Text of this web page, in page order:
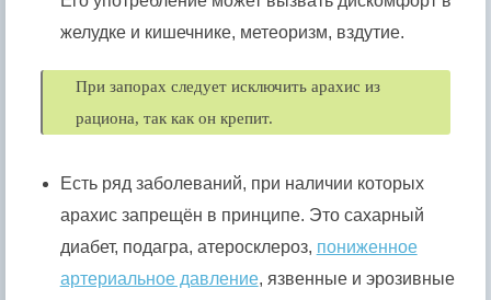
желудке и кишечнике, метеоризм, вздутие.
При запорах следует исключить арахис из
рациона, так как он крепит.
Есть ряд заболеваний, при наличии которых
арахис запрещён в принципе. Это сахарный
диабет, подагра, атеросклероз, пониженное
артериальное давление, язвенные и эрозивные